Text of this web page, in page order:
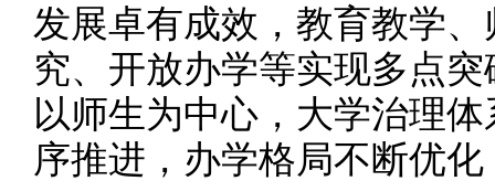
发展卓有成效，教育教学
究、开放办学等实现多点
以师生为中心，大学治理
序推进，办学格局不断优